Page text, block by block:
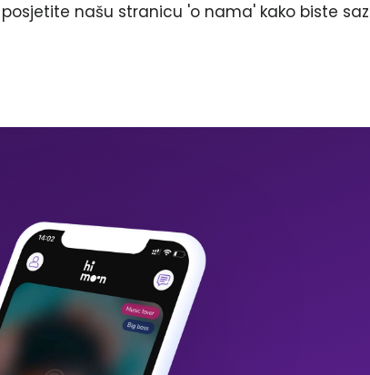
posjetite našu stranicu 'o nama' kako biste